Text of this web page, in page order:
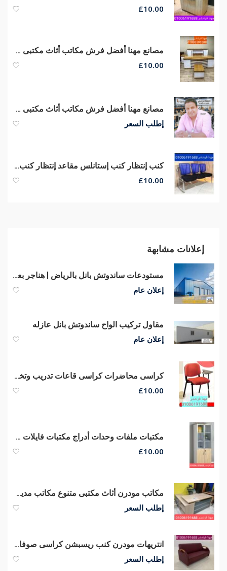
£10.00
مصانع مهنا أفضل فرش مكاتب أثاث مكتبى متنوع مكاتب مدير كراسى شبك
£10.00
مصانع مهنا أفضل فرش مكاتب أثاث مكتبى متنوع مكاتب مدير اثاث شركات متكامل
إطلب السعر
كنب إنتظار كنب إستانلس مقاعد إنتظار كنب ريسبشن كراسى صوفا جلد
£10.00
إعلانات مشابهة
مستودعات ساندوتش بانل بالرياض | هناجر بعزل قوي وتنفيذ احترافي 0551033861
إعلان عام
مقاول تركيب الواح ساندوتش بانل عازله
إعلان عام
كراسى محاضرات كراسى قاعات تدريب وتخفيضات كبرى من مصانع مهنا
£10.00
مكتبات ملفات وحدات أدراج مكتبات فايلات خشب دواليب
£10.00
مكاتب مودرن أثاث مكتبى متنوع مكاتب مدير كراسى شبك تجهيز مكاتب مدير
إطلب السعر
انتريهات مودرن كنب ريسبشن كراسى صوفا جلد طبيعي مستورد من مهنا فرنتشر
إطلب السعر